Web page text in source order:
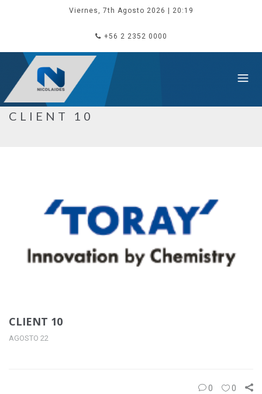
Viernes, 7th Agosto 2026 | 20:19
+56 2 2352 0000
CLIENT 10
CLIENT 10
AGOSTO 22
0 0